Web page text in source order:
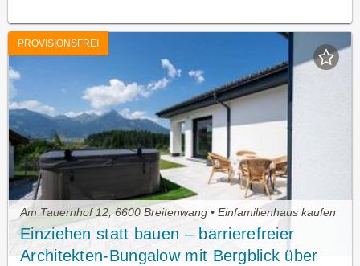
PROVISIONSFREI
Am Tauernhof 12, 6600 Breitenwang • Einfamilienhaus kaufen
Einziehen statt bauen – barrierefreier
Architekten-Bungalow mit Bergblick über